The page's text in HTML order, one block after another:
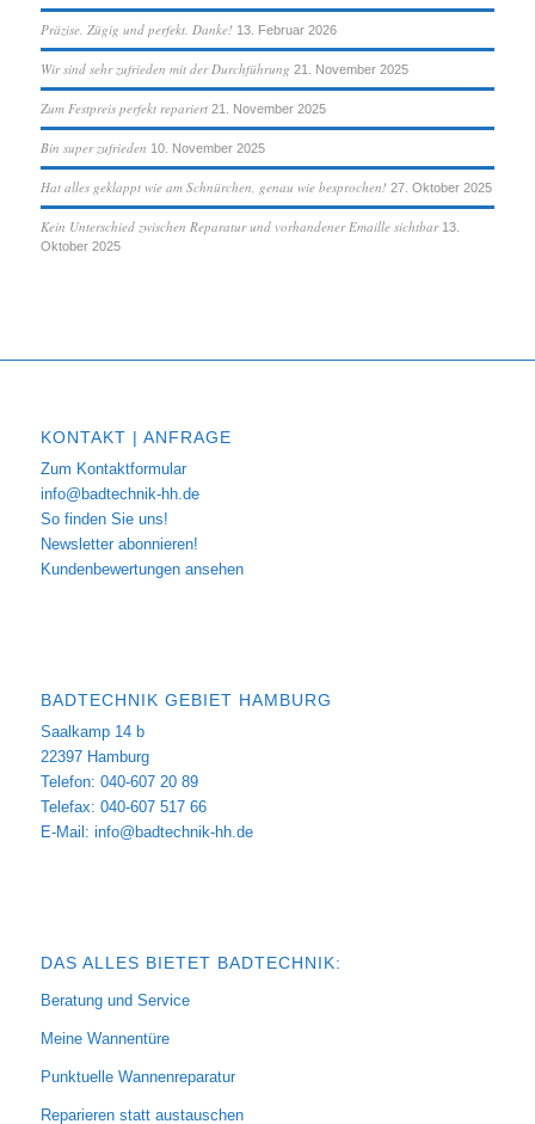
Präzise. Zügig und perfekt. Danke! 13. Februar 2026
Wir sind sehr zufrieden mit der Durchführung 21. November 2025
Zum Festpreis perfekt repariert 21. November 2025
Bin super zufrieden 10. November 2025
Hat alles geklappt wie am Schnürchen, genau wie besprochen! 27. Oktober 2025
Kein Unterschied zwischen Reparatur und vorhandener Emaille sichtbar 13.
Oktober 2025
KONTAKT | ANFRAGE
Zum Kontaktformular
info@badtechnik-hh.de
So finden Sie uns!
Newsletter abonnieren!
Kundenbewertungen ansehen
BADTECHNIK GEBIET HAMBURG
Saalkamp 14 b
22397 Hamburg
Telefon: 040-607 20 89
Telefax: 040-607 517 66
E-Mail: info@badtechnik-hh.de
DAS ALLES BIETET BADTECHNIK:
Beratung und Service
Meine Wannentüre
Punktuelle Wannenreparatur
Reparieren statt austauschen